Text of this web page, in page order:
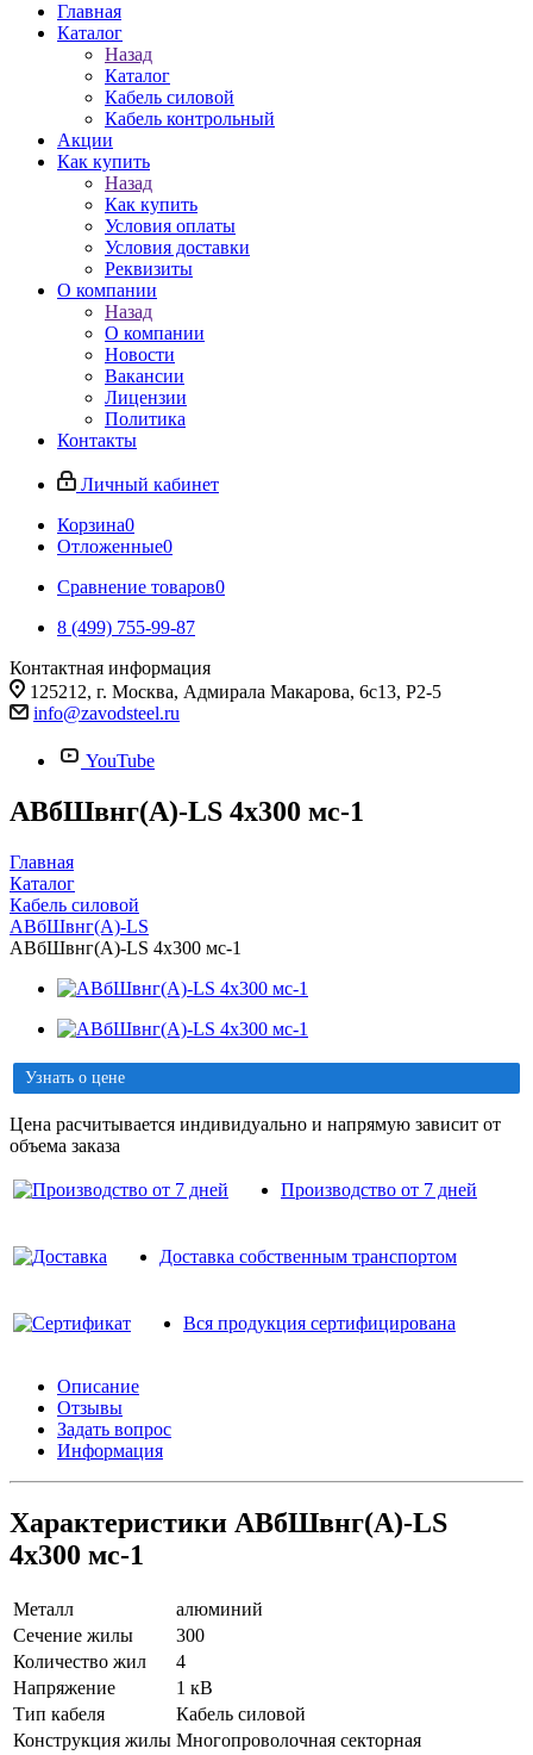
Главная
Каталог
Назад
Каталог
Кабель силовой
Кабель контрольный
Акции
Как купить
Назад
Как купить
Условия оплаты
Условия доставки
Реквизиты
О компании
Назад
О компании
Новости
Вакансии
Лицензии
Политика
Контакты
Личный кабинет
Корзина0
Отложенные0
Сравнение товаров0
8 (499) 755-99-87
Контактная информация
125212, г. Москва, Адмирала Макарова, 6с13, Р2-5
info@zavodsteel.ru
YouTube
АВбШвнг(A)-LS 4х300 мс-1
Главная
Каталог
Кабель силовой
АВбШвнг(A)-LS
АВбШвнг(A)-LS 4х300 мс-1
Узнать о цене
Цена расчитывается индивидуально и напрямую зависит от
объема заказа
Производство от 7 дней
Доставка собственным транспортом
Вся продукция сертифицирована
Описание
Отзывы
Задать вопрос
Информация
Характеристики АВбШвнг(A)-LS
4х300 мс-1
Металл
алюминий
Сечение жилы
300
Количество жил
4
Напряжение
1 кВ
Тип кабеля
Кабель силовой
Конструкция жилы Многопроволочная секторная